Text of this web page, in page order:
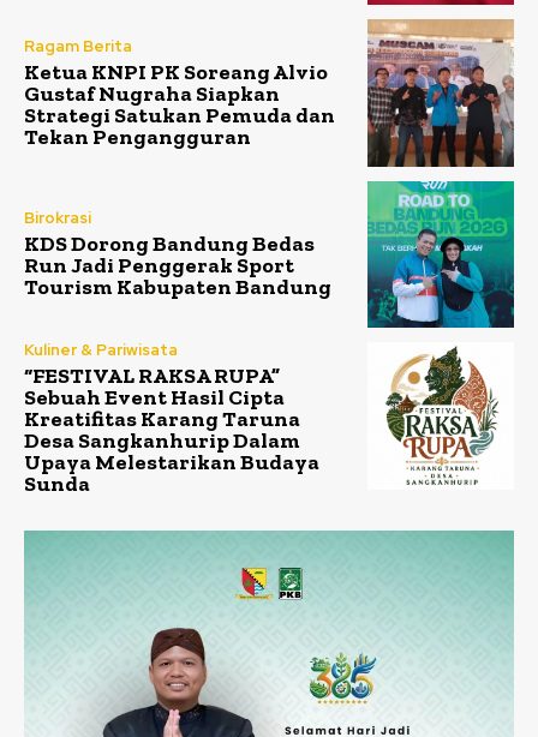
Ragam Berita
Ketua KNPI PK Soreang Alvio
Gustaf Nugraha Siapkan
Strategi Satukan Pemuda dan
Tekan Pengangguran
Birokrasi
KDS Dorong Bandung Bedas
Run Jadi Penggerak Sport
Tourism Kabupaten Bandung
Kuliner & Pariwisata
“FESTIVAL RAKSA RUPA”
Sebuah Event Hasil Cipta
Kreatifitas Karang Taruna
Desa Sangkanhurip Dalam
Upaya Melestarikan Budaya
Sunda